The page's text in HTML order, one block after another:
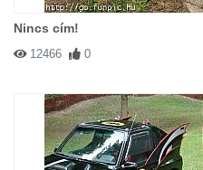
Nincs cím!
12466 0